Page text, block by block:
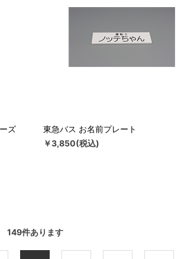
ズ
東急バス お名前プレート
￥3,850(税込)
149件あります